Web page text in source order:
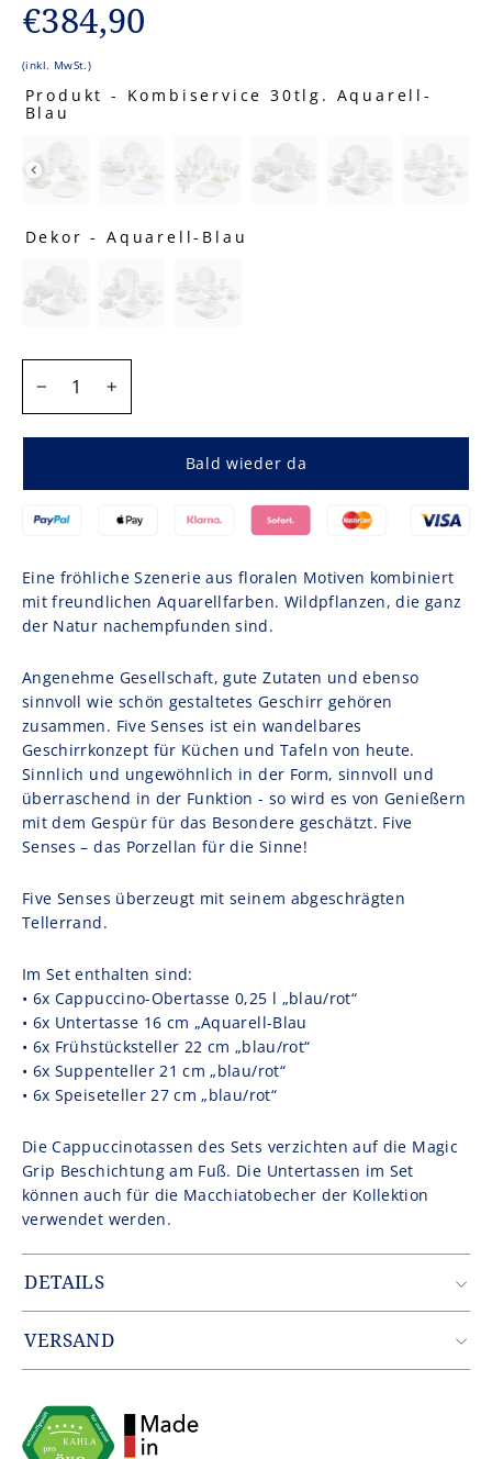
€384,90
(inkl. MwSt.)
Produkt -
Kombiservice 30tlg. Aquarell-
Blau
Dekor - Aquarell-Blau
Bald wieder da
Eine fröhliche Szenerie aus floralen Motiven kombiniert
mit freundlichen Aquarellfarben. Wildpflanzen, die ganz
der Natur nachempfunden sind.
Angenehme Gesellschaft, gute Zutaten und ebenso
sinnvoll wie schön gestaltetes Geschirr gehören
zusammen. Five Senses ist ein wandelbares
Geschirrkonzept für Küchen und Tafeln von heute.
Sinnlich und ungewöhnlich in der Form, sinnvoll und
überraschend in der Funktion - so wird es von Genießern
mit dem Gespür für das Besondere geschätzt. Five
Senses – das Porzellan für die Sinne!
Five Senses überzeugt mit seinem abgeschrägten
Tellerrand.
Im Set enthalten sind:
• 6x Cappuccino-Obertasse 0,25 l „blau/rot“
• 6x Untertasse 16 cm „Aquarell-Blau
• 6x Frühstücksteller 22 cm „blau/rot“
• 6x Suppenteller 21 cm „blau/rot“
• 6x Speiseteller 27 cm „blau/rot“
Die Cappuccinotassen des Sets verzichten auf die Magic
Grip Beschichtung am Fuß. Die Untertassen im Set
können auch für die Macchiatobecher der Kollektion
verwendet werden.
DETAILS
Artikelnummer: FSE4030FAWBABA1
Gewicht: 11.88 kg
VERSAND
Zustellung erfolgt durch unseren Partner DHL.
einem Warenwert von 49,90€.